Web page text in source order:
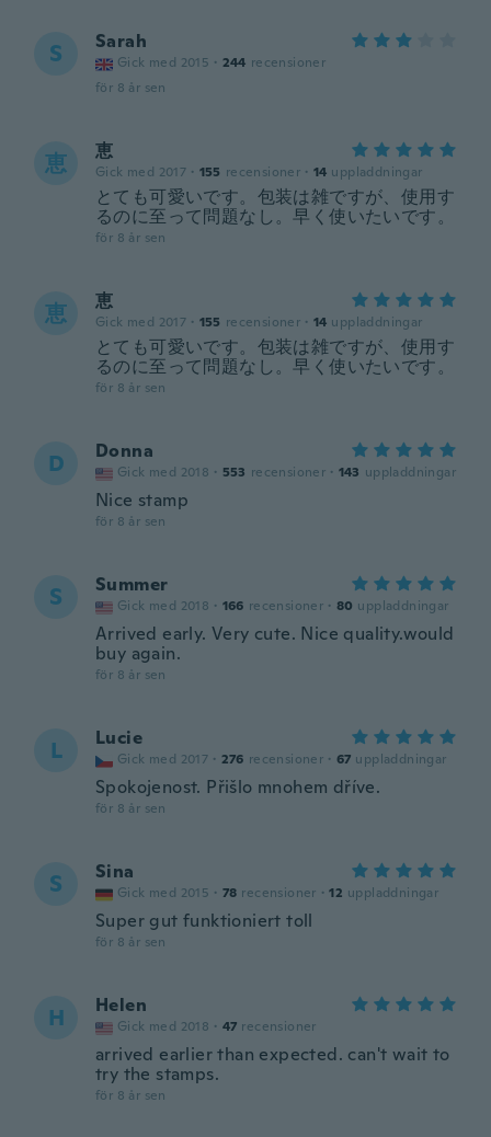
S Sarah
Gick med 2015 · 244 recensioner
för 8 år sen
恵 恵
Gick med 2017 · 155 recensioner · 14 uppladdningar
とても可愛いです。包装は雑ですが、使用す
るのに至って問題なし。早く使いたいです。
för 8 år sen
恵 恵
Gick med 2017 · 155 recensioner · 14 uppladdningar
とても可愛いです。包装は雑ですが、使用す
るのに至って問題なし。早く使いたいです。
för 8 år sen
D Donna
Gick med 2018 · 553 recensioner · 143 uppladdningar
Nice stamp
för 8 år sen
S Summer
Gick med 2018 · 166 recensioner · 80 uppladdningar
Arrived early. Very cute. Nice quality.would
buy again.
för 8 år sen
L Lucie
Gick med 2017 · 276 recensioner · 67 uppladdningar
Spokojenost. Přišlo mnohem dříve.
för 8 år sen
S Sina
Gick med 2015 · 78 recensioner · 12 uppladdningar
Super gut funktioniert toll
för 8 år sen
H Helen
Gick med 2018 · 47 recensioner
arrived earlier than expected. can't wait to
try the stamps.
för 8 år sen